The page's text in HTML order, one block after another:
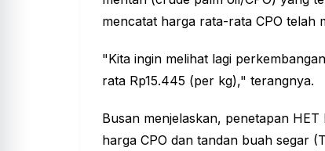
mencatat harga rata-rata CPO telah
"Kita ingin melihat lagi
rata Rp15.445 (per kg)," terangnya.
Busan menjelaskan, penetapan
harga CPO dan tandan buah segar